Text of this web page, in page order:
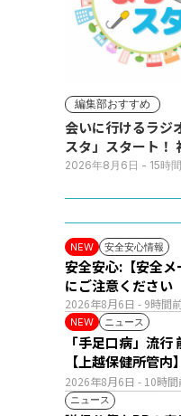
編集部おすすめ
会いに行けるラジ
スタ」スタート！
日(火･祝) 公開生
2026年8月6日 - 15時
NEW 安全安心情報
2026年8月6日 - 9時間
安全安心:【安全
にご注意ください
NEW ニュース
2026年8月6日 - 10時間
「手足口病」流行 前の週の3倍に増加
【上越保健所管内】
ニュース